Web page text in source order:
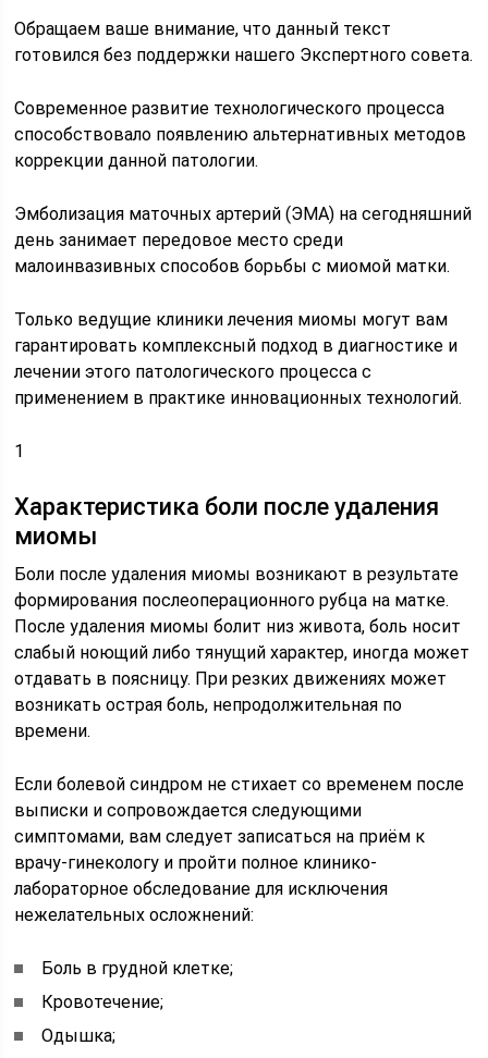
Обращаем ваше внимание, что данный текст
готовился без поддержки нашего Экспертного совета.
Современное развитие технологического процесса
способствовало появлению альтернативных методов
коррекции данной патологии.
Эмболизация маточных артерий (ЭМА) на сегодняшний
день занимает передовое место среди
малоинвазивных способов борьбы с миомой матки.
Только ведущие клиники лечения миомы могут вам
гарантировать комплексный подход в диагностике и
лечении этого патологического процесса с
применением в практике инновационных технологий.
1
Характеристика боли после удаления
миомы
Боли после удаления миомы возникают в результате
формирования послеоперационного рубца на матке.
После удаления миомы болит низ живота, боль носит
слабый ноющий либо тянущий характер, иногда может
отдавать в поясницу. При резких движениях может
возникать острая боль, непродолжительная по
времени.
Если болевой синдром не стихает со временем после
выписки и сопровождается следующими
симптомами, вам следует записаться на приём к
врачу-гинекологу и пройти полное клинико-
лабораторное обследование для исключения
нежелательных осложнений:
Боль в грудной клетке;
Кровотечение;
Одышка;